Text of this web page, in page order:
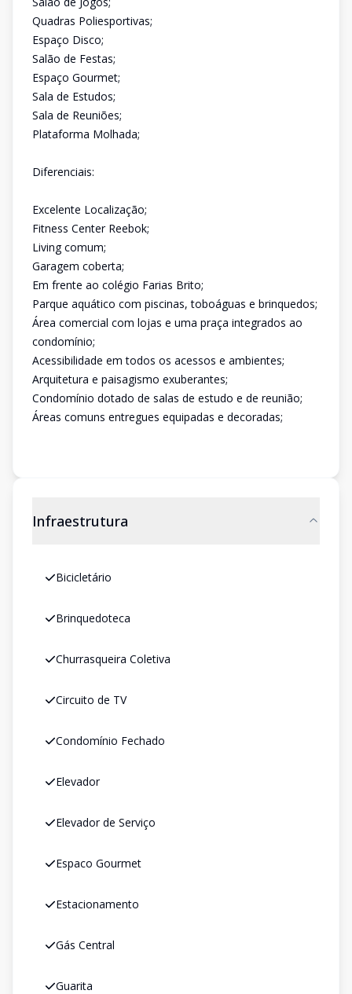
Quadras Poliesportivas;
Espaço Disco;
Salão de Festas;
Espaço Gourmet;
Sala de Estudos;
Sala de Reuniões;
Plataforma Molhada;
Diferenciais:
Excelente Localização;
Fitness Center Reebok;
Living comum;
Garagem coberta;
Em frente ao colégio Farias Brito;
Parque aquático com piscinas, toboáguas e brinquedos;
Área comercial com lojas e uma praça integrados ao
condomínio;
Acessibilidade em todos os acessos e ambientes;
Arquitetura e paisagismo exuberantes;
Condomínio dotado de salas de estudo e de reunião;
Áreas comuns entregues equipadas e decoradas;
Infraestrutura
Bicicletário
Brinquedoteca
Churrasqueira Coletiva
Circuito de TV
Condomínio Fechado
Elevador
Elevador de Serviço
Espaco Gourmet
Estacionamento
Gás Central
Guarita